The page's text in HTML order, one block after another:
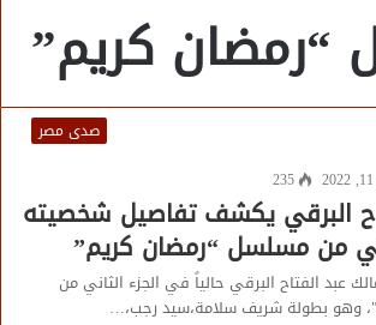
كريم”
صدى مصر
235
البرقي يكشف تفاصيل شخصيته
من مسلسل “رمضان كريم”
عبد الفتاح البرقي حالياً في الجزء الثاني من
وهو بطولة شريف سلامة،سيد رجب،…